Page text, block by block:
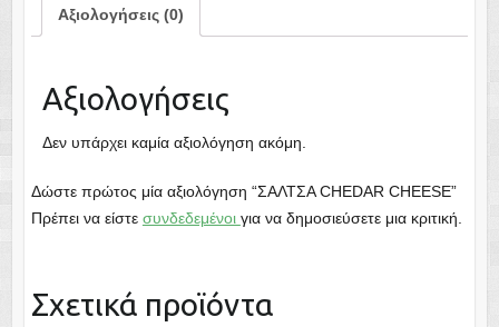
Αξιολογήσεις (0)
Αξιολογήσεις
Δεν υπάρχει καμία αξιολόγηση ακόμη.
Δώστε πρώτος μία αξιολόγηση “ΣΑΛΤΣΑ CHEDAR CHEESE”
Πρέπει να είστε συνδεδεμένοι για να δημοσιεύσετε μια κριτική.
Σχετικά προϊόντα